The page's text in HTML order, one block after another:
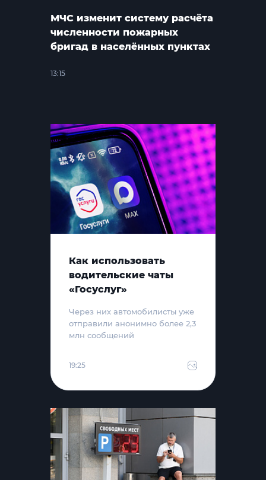
МЧС изменит систему расчёта
численности пожарных
бригад в населённых пунктах
13:15
Как использовать
водительские чаты
«Госуслуг»
Через них автомобилисты уже
отправили анонимно более 2,3
млн сообщений
19:25